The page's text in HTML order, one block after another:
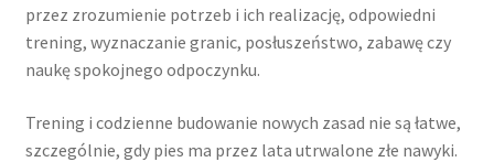
przez zrozumienie potrzeb i ich realizację, odpowiedni
trening, wyznaczanie granic, posłuszeństwo, zabawę czy
naukę spokojnego odpoczynku.
Trening i codzienne budowanie nowych zasad nie są łatwe,
szczególnie, gdy pies ma przez lata utrwalone złe nawyki.